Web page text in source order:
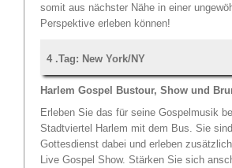
somit aus nächster Nähe in einer
Perspektive erleben können!
4 .Tag: New York/NY
Harlem Gospel Bustour, Show und
Erleben Sie das für seine Gospelmusik
Stadtviertel Harlem mit dem Bus. Sie
Gottesdienst dabei und erleben
Live Gospel Show. Stärken Sie sich